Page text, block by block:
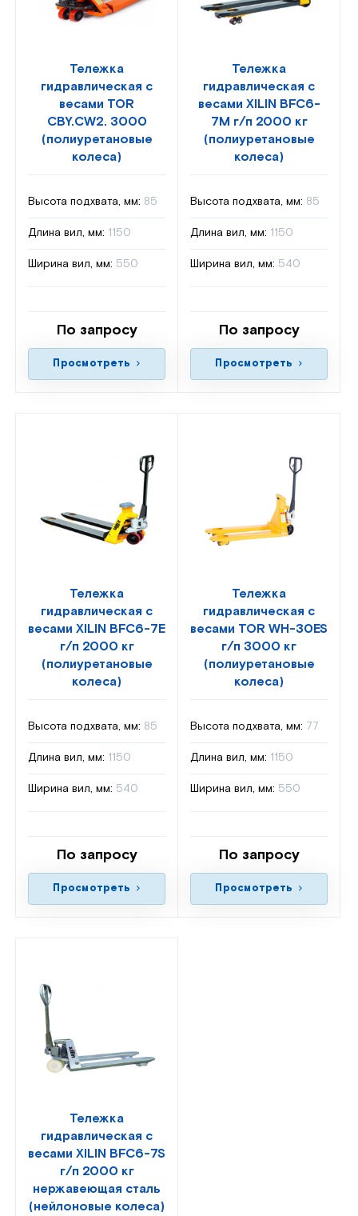
Тележка
гидравлическая с
весами TOR
CBY.CW2. 3000
(полиуретановые
колеса)
Высота подхвата, мм: 85
Длина вил, мм: 1150
Ширина вил, мм: 550
По запросу
Просмотреть
Тележка
гидравлическая с
весами XILIN BFC6-
7M г/п 2000 кг
(полиуретановые
колеса)
Высота подхвата, мм: 85
Длина вил, мм: 1150
Ширина вил, мм: 540
По запросу
Просмотреть
Тележка
гидравлическая с
весами XILIN BFC6-7E
г/п 2000 кг
(полиуретановые
колеса)
Высота подхвата, мм: 85
Длина вил, мм: 1150
Ширина вил, мм: 540
По запросу
Просмотреть
Тележка
гидравлическая с
весами TOR WH-30ES
г/п 3000 кг
(полиуретановые
колеса)
Высота подхвата, мм: 77
Длина вил, мм: 1150
Ширина вил, мм: 550
По запросу
Просмотреть
Тележка
гидравлическая с
весами XILIN BFC6-7S
г/п 2000 кг
нержавеющая сталь
(нейлоновые колеса)